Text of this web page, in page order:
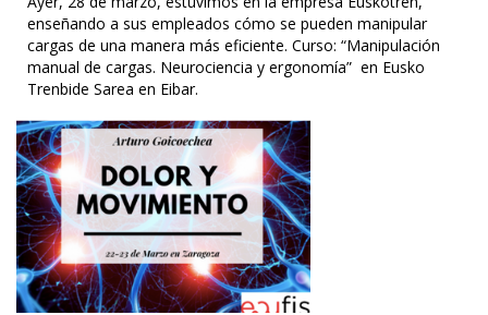
enseñando a sus empleados cómo se pueden manipular
cargas de una manera más eficiente. Curso: “Manipulación
manual de cargas. Neurociencia y ergonomía” en Eusko
Trenbide Sarea en Eibar.